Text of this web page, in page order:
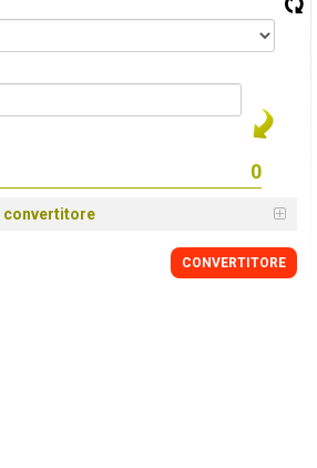
convertitore
CONVERTITORE